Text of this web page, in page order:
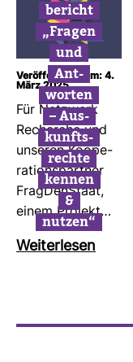
be­richt
„Fragen
und
Ant­
worten
– Aus­
kunfts­
rechte
kennen
&
nutzen“
Veröffentlicht am: 4.
März 2025
Für Netz­werk
Recherche und
unseren Koope­
ra­ti­ons­partner
Frag­Den­Staat,
einem Pro­jekt…
Wei­ter­lesen